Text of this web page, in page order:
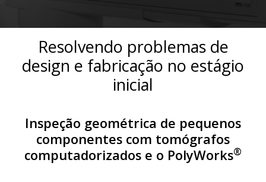
Resolvendo problemas de
design e fabricação no estágio
inicial
Inspeção geométrica de pequenos
componentes com tomógrafos
computadorizados e o PolyWorks®